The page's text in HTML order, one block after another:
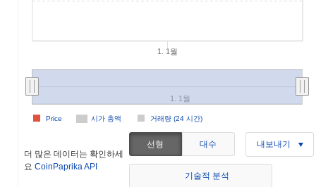
1. 1월
시가 총액 거래량 (24 시간)
Price
1. 1월
더 많은 데이터는 확인하세
요 CoinPaprika API
선형 대수 내보내기
기술적 분석